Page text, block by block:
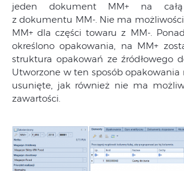
jeden dokument MM+ na
z dokumentu MM-. Nie ma
MM+ dla części towaru z MM-.
określono opakowania, na MM+
struktura opakowań ze źródłowego
Utworzone w ten sposób opakowania
usunięte, jak również nie ma
zawartości.